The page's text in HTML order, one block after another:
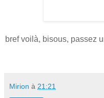
bref voilà, bisous, passez
Mirion à 21:21